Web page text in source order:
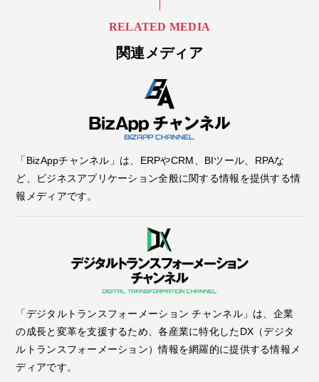
RELATED MEDIA
関連メディア
「BizAppチャンネル」は、ERPやCRM、BIツール、RPAな
ど、ビジネスアプリケーション全般に関する情報を提供する情
報メディアです。
「デジタルトランスフォーメーション チャンネル」は、企業
の成長と変革を支援するため、各産業に特化したDX（デジタ
ルトランスフォーメーション）情報を網羅的に提供する情報メ
ディアです。